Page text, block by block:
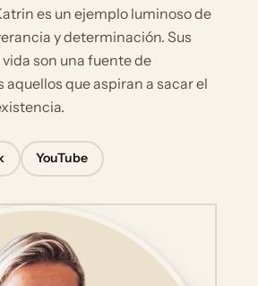
es un ejemplo luminoso de
y determinación. Sus
son una fuente de
que aspiran a sacar el
YouTube